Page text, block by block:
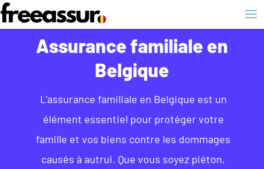
Assurance familiale en
Belgique
L’assurance familiale en Belgique est un
élément essentiel pour protéger votre
famille et vos biens contre les dommages
causés à autrui. Que vous soyez piéton,